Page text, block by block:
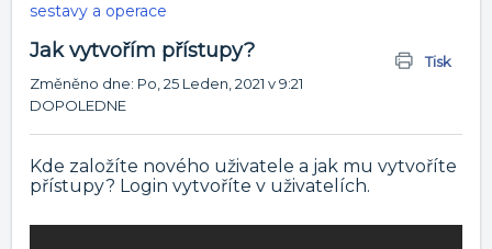
sestavy a operace
Jak vytvořím přístupy?
Tisk
Změněno dne: Po, 25 Leden, 2021 v 9:21
DOPOLEDNE
Kde založíte nového uživatele a jak mu vytvoříte
přístupy? Login vytvoříte v uživatelích.